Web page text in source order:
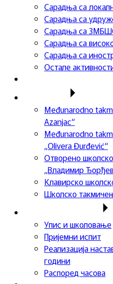
Сарадња са
Сарадња са
Сарадња са
Сарадња са
Сарадња са
Остале
Međunarodno
Azanjac“
Međunarodno
„Olivera Đurđević“
Отворено
„Владимир
Клавирско
Школско
Упис и школовање
Пријемни испит
Реализација
години
Распоред часова